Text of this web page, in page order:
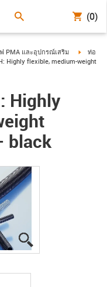
(0)
PMA และอุปกรณ์เสริม igus-
ท่อ
Highly flexible, medium-weight
Highly
black